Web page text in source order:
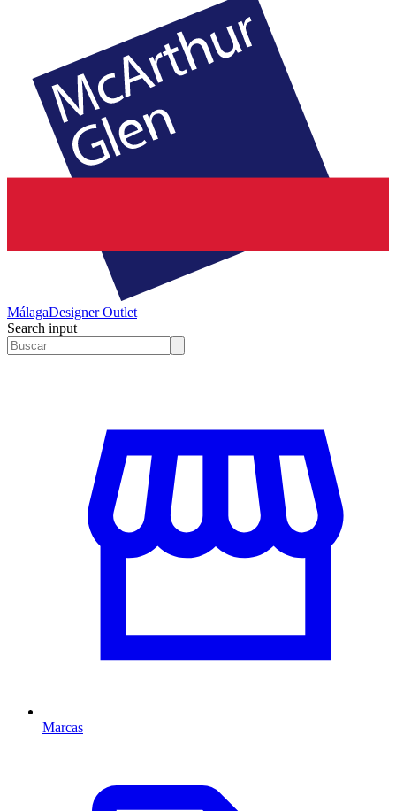
MálagaDesigner Outlet
Search input
Marcas